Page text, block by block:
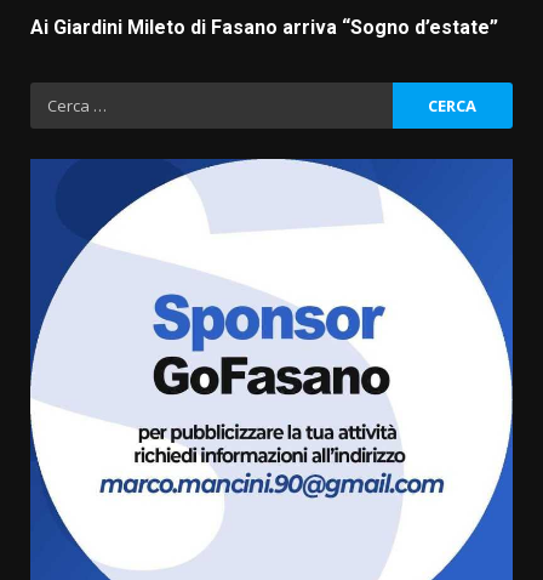
Ai Giardini Mileto di Fasano arriva “Sogno d’estate”
Ricerca
per: